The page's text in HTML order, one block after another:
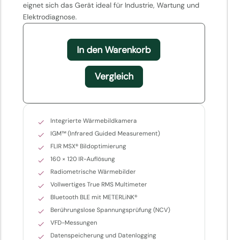
eignet sich das Gerät ideal für Industrie, Wartung und
Elektrodiagnose.
In den Warenkorb
Vergleich
Integrierte Wärmebildkamera
IGM™ (Infrared Guided Measurement)
FLIR MSX® Bildoptimierung
160 × 120 IR-Auflösung
Radiometrische Wärmebilder
Vollwertiges True RMS Multimeter
Bluetooth BLE mit METERLiNK®
Berührungslose Spannungsprüfung (NCV)
VFD-Messungen
Datenspeicherung und Datenlogging